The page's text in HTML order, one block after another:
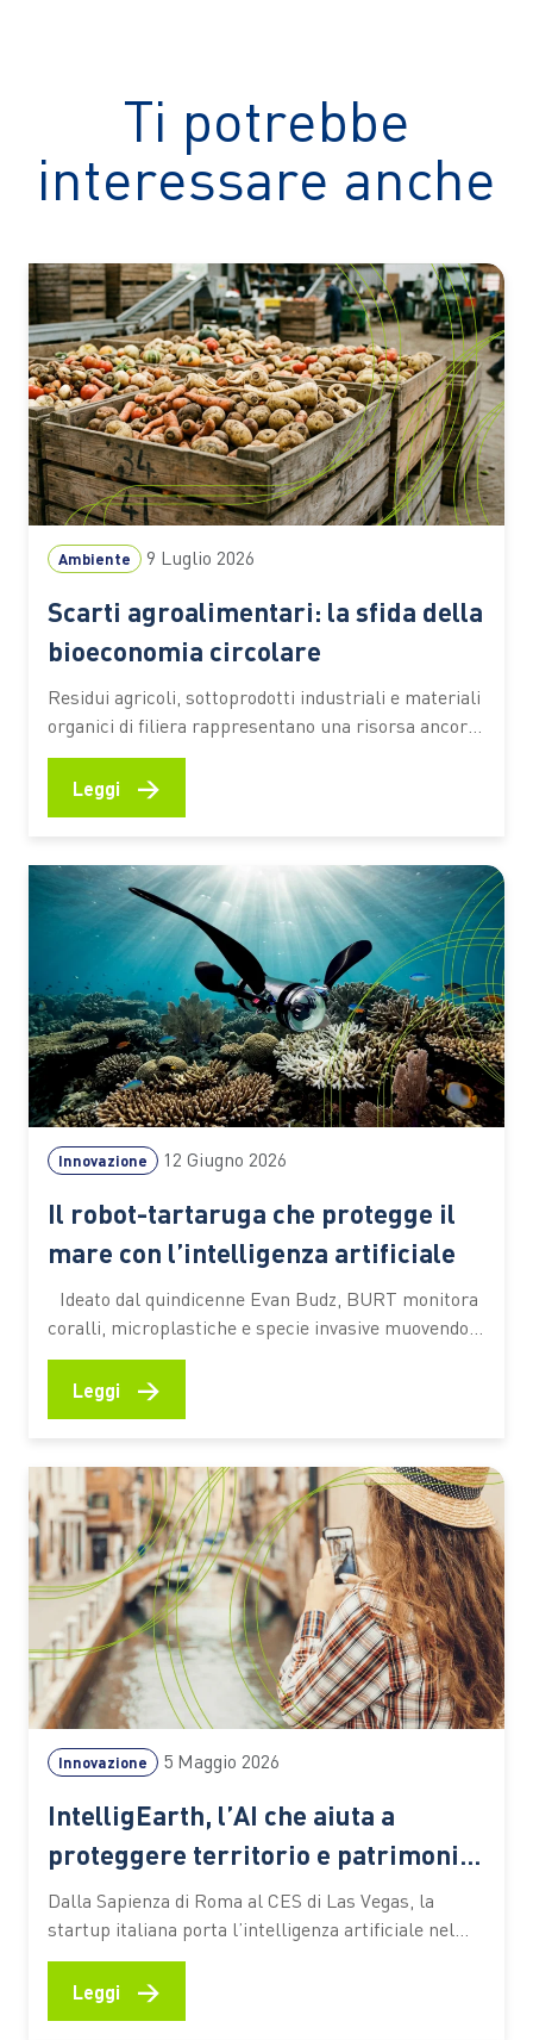
Ti potrebbe
interessare anche
Ambiente 9 Luglio 2026
Scarti agroalimentari: la sfida della
bioeconomia circolare
Residui agricoli, sottoprodotti industriali e materiali
organici di filiera rappresentano una risorsa ancora
sottoutilizzata. Secondo una stima dell’Università
Cattolica, circa il 70% resta fuori da percorsi di
lascia dietro di sé una grande quantità di residui.
Paglia, potature,…
Leggi →
Innovazione 12 Giugno 2026
Il robot-tartaruga che protegge il
mare con l’intelligenza artificiale
Ideato dal quindicenne Evan Budz, BURT monitora
coralli, microplastiche e specie invasive muovendosi
sott’acqua con delicatezza. Il progetto si è
aggiudicato uno dei premi dell’edizione 2025 dello
una tartaruga azzannatrice che si muoveva con
naturalezza nell’acqua.…
Leggi →
Innovazione 5 Maggio 2026
IntelligEarth, l’AI che aiuta a
proteggere territorio e patrimonio
culturale
Dalla Sapienza di Roma al CES di Las Vegas, la
startup italiana porta l’intelligenza artificiale nel
campo del monitoraggio di beni culturali, delle
infrastrutture e dell’ambiente Ogni innovazione
Leggi →